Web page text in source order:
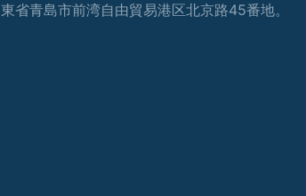
東省青島市前湾自由貿易港区北京路45番地。